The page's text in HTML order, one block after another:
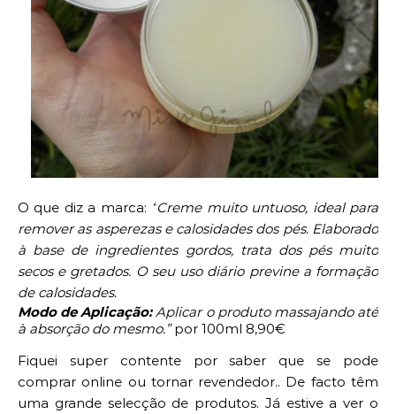
O que diz a marca: “Creme muito untuoso, ideal para
remover as asperezas e calosidades dos pés. Elaborado
à base de ingredientes gordos, trata dos pés muito
secos e gretados. O seu uso diário previne a formação
de calosidades.
Modo de Aplicação:Aplicar o produto massajando até
à absorção do mesmo.”por 100ml 8,90€
Fiquei super contente por saber que se pode
comprar online ou tornar revendedor.. De facto têm
uma grande selecção de produtos. Já estive a ver o